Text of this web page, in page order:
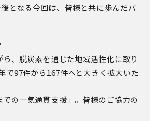
となる今回は、皆様と共に歩んだバ
、脱炭素を通じた地域活性化に取り
で97件から167件へと大きく拡大いた
の一気通貫支援」。皆様のご協力の